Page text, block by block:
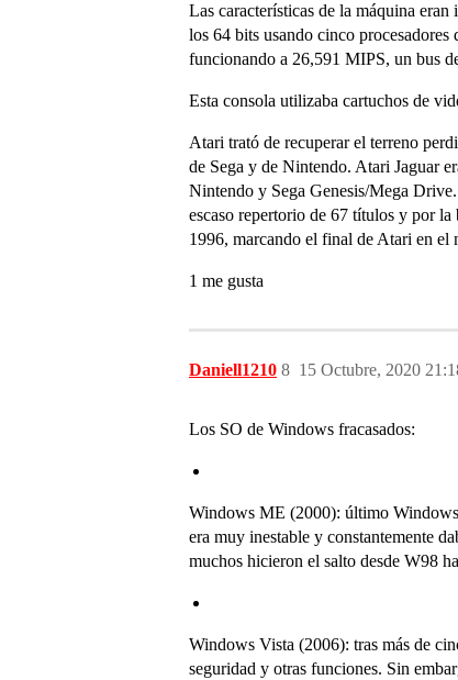
Las características de la máquina
los 64 bits usando cinco
funcionando a 26,591 MIPS, un bus
Esta consola utilizaba cartuchos de
Atari trató de recuperar el terreno
de Sega y de Nintendo. Atari Jaguar
Nintendo y Sega Genesis/Mega
escaso repertorio de 67 títulos y por
1996, marcando el final de Atari en el
1 me gusta
Daniell1210 15 Octubre, 2020
8
Los SO de Windows fracasados:
Windows ME (2000): último Windows
era muy inestable y constantemente
muchos hicieron el salto desde W98
Windows Vista (2006): tras más de
seguridad y otras funciones. Sin